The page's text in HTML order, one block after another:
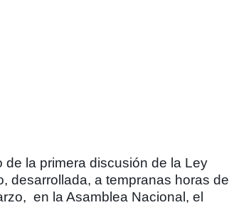
de la primera discusión de la Ley
desarrollada, a tempranas horas de
en la Asamblea Nacional, el